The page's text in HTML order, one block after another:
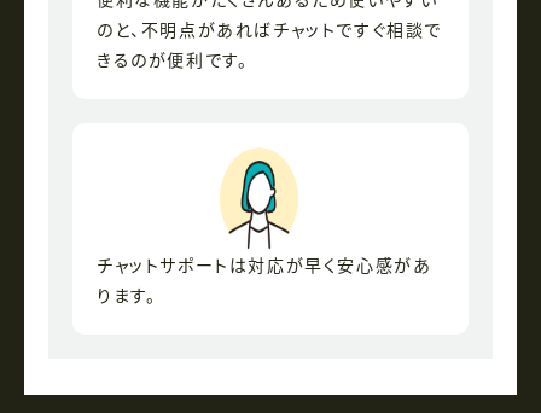
のと、不明点があればチャットですぐ相談で
きるのが便利です。
チャットサポートは対応が早く安心感があ
ります。